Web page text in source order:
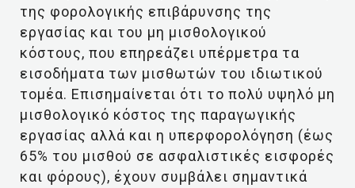
της φορολογικής επιβάρυνσης της
εργασίας και του μη μισθολογικού
κόστους, που επηρεάζει υπέρμετρα τα
εισοδήματα των μισθωτών του ιδιωτικού
τομέα. Επισημαίνεται ότι το πολύ υψηλό μη
μισθολογικό κόστος της παραγωγικής
εργασίας αλλά και η υπερφορολόγηση (έως
65% του μισθού σε ασφαλιστικές εισφορές
και φόρους), έχουν συμβάλει σημαντικά